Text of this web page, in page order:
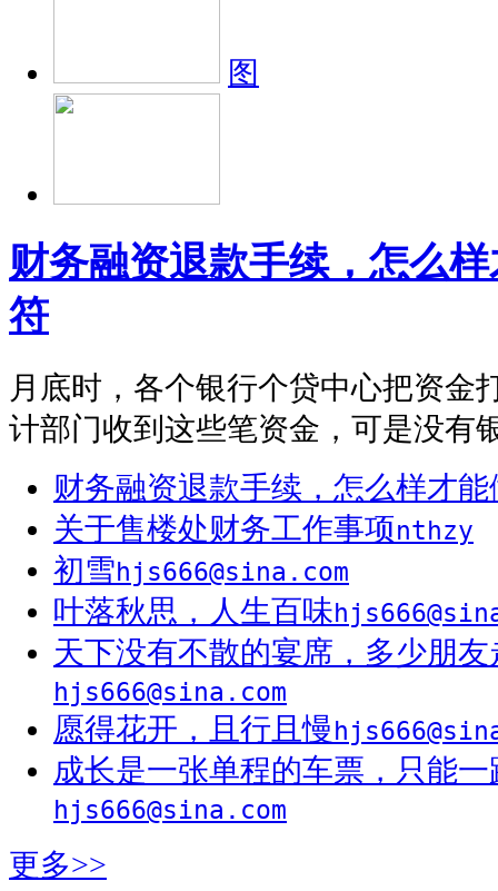
图
财务融资退款手续，怎么
符
月底时，各个银行个贷中心把资金
计部门收到这些笔资金，可是没有
财务融资退款手续，怎么样才
关于售楼处财务工作事项nthzy
初雪hjs666@sina.com
叶落秋思，人生百味
天下没有不散的宴席，多少朋
hjs666@sina.com
愿得花开，且行且慢
成长是一张单程的车票，只能一
hjs666@sina.com
更多>>